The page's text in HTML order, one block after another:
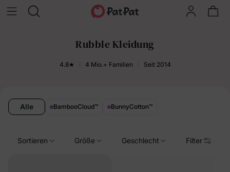
Rubble Kleidung
4.8★ 4 Mio.+ Familien Seit 2014
Alle BambooCloud™ BunnyCotton™
Sortieren Größe Geschlecht Filter